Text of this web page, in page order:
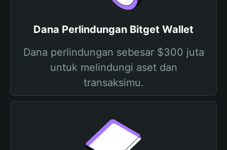
Dana Perlindungan Bitget Wallet
Dana perlindungan sebesar $300 juta
untuk melindungi aset dan
transaksimu.